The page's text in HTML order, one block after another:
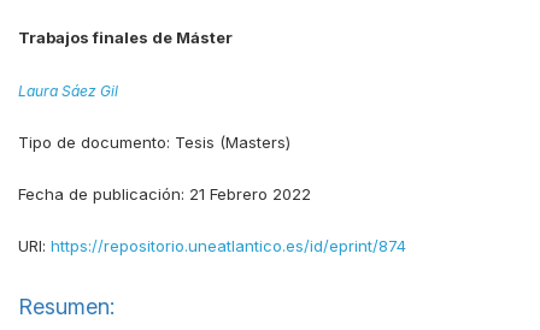
Trabajos finales de Máster
Laura Sáez Gil
Tipo de documento: Tesis (Masters)
Fecha de publicación: 21 Febrero 2022
URI: https://repositorio.uneatlantico.es/id/eprint/874
Resumen: